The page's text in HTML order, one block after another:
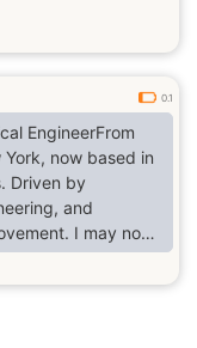
0.1
EngineerFrom
now based in
Driven by
and
I may not
always working
talking about